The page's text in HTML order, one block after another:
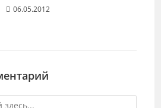
06.05.2012